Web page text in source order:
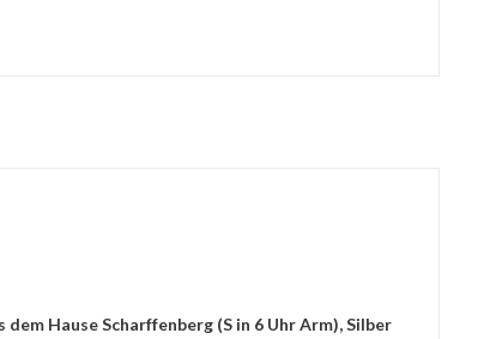
Hause Scharffenberg (S in 6 Uhr Arm), Silber